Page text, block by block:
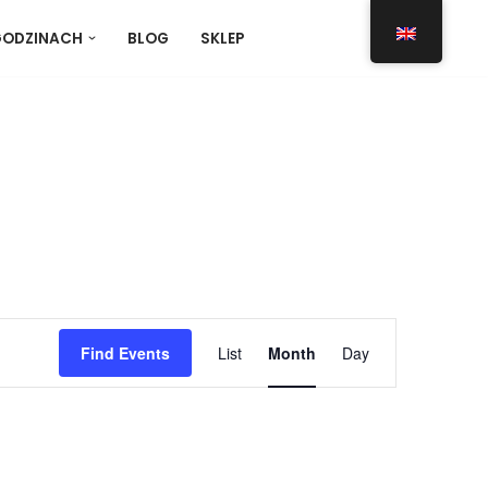
BLOG SKLEP
Find Events
Views
List Month Day